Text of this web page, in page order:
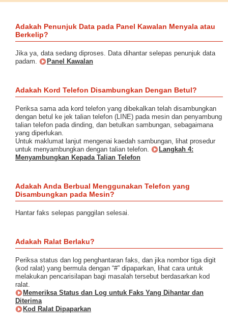
Adakah Penunjuk Data pada Panel Kawalan Menyala atau
Berkelip?
Jika ya, data sedang diproses. Data dihantar selepas penunjuk data
padam.
Panel Kawalan
Adakah Kord Telefon Disambungkan Dengan Betul?
Periksa sama ada kord telefon yang dibekalkan telah disambungkan
dengan betul ke jek talian telefon (LINE) pada mesin dan penyambung
talian telefon pada dinding, dan betulkan sambungan, sebagaimana
yang diperlukan.
Untuk maklumat lanjut mengenai kaedah sambungan, lihat prosedur
untuk menyambungkan dengan talian telefon.
Langkah 4:
Menyambungkan Kepada Talian Telefon
Adakah Anda Berbual Menggunakan Telefon yang
Disambungkan pada Mesin?
Hantar faks selepas panggilan selesai.
Adakah Ralat Berlaku?
Periksa status dan log penghantaran faks, dan jika nombor tiga digit
(kod ralat) yang bermula dengan “#” dipaparkan, lihat cara untuk
melakukan pencarisilapan bagi masalah tersebut berdasarkan kod
ralat.
Memeriksa Status dan Log untuk Faks Yang Dihantar dan
Diterima
Kod Ralat Dipaparkan